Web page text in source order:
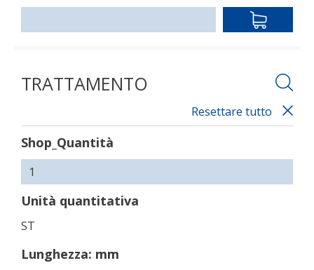
blank, geschliffen h6
IN
TRATTAMENTO
Resettare tutto
Shop_Quantità
Unità quantitativa
ST
Lunghezza: mm